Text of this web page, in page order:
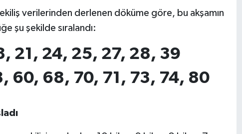
verilerinden derlenen döküme göre, bu akşamın
şu şekilde sıralandı:
21, 24, 25, 27, 28, 39
60, 68, 70, 71, 73, 74, 80